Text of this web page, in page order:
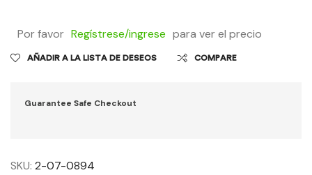
Por favor Regístrese/ingrese para ver el precio
AÑADIR A LA LISTA DE DESEOS COMPARE
Guarantee Safe Checkout
SKU: 2-07-0894